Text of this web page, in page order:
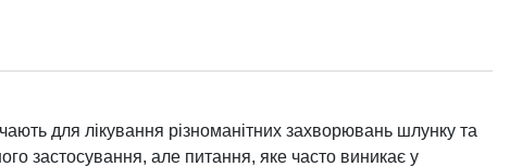
для лікування різноманітних захворювань шлунку та
застосування, але питання, яке часто виникає у